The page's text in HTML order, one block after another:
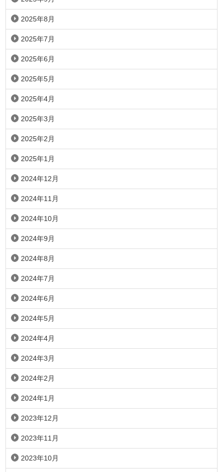
2025年8月
2025年7月
2025年6月
2025年5月
2025年4月
2025年3月
2025年2月
2025年1月
2024年12月
2024年11月
2024年10月
2024年9月
2024年8月
2024年7月
2024年6月
2024年5月
2024年4月
2024年3月
2024年2月
2024年1月
2023年12月
2023年11月
2023年10月